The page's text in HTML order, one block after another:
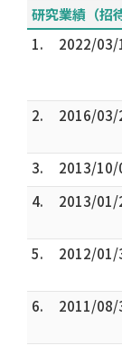
研究業績（招
1.
2022/03/
2.
2016/03/
3.
2013/10/
4.
2013/01/
5.
2012/01/
6.
2011/08/